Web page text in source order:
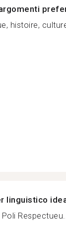
histoire,
linguistico
Poli